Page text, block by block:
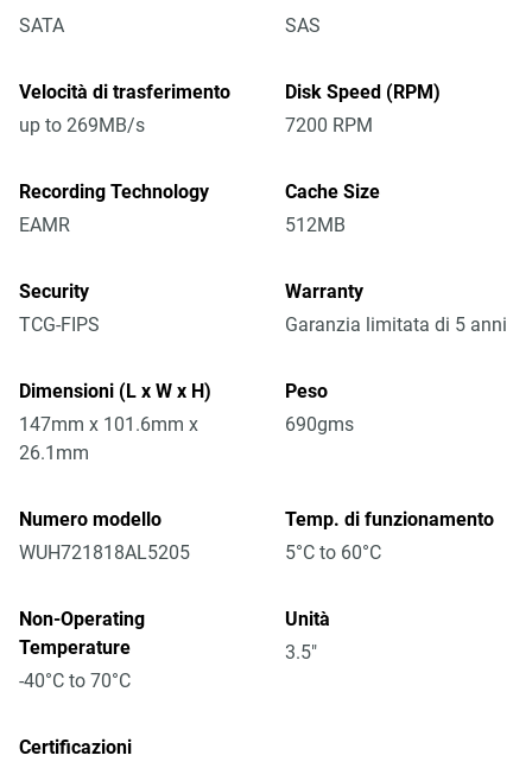
SATA
SAS
Velocità di trasferimento
up to 269MB/s
Disk Speed (RPM)
7200 RPM
Recording Technology
EAMR
Cache Size
512MB
Security
TCG-FIPS
Warranty
Garanzia limitata di 5 anni
Dimensioni (L x W x H)
147mm x 101.6mm x
26.1mm
Peso
690gms
Numero modello
WUH721818AL5205
Temp. di funzionamento
5°C to 60°C
Non-Operating
Temperature
-40°C to 70°C
Unità
3.5"
Certificazioni